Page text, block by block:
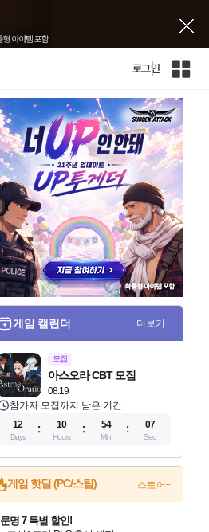
로그인
인
전
사
이
트
게임 캘린더 더보기+
모집
08.19
아스오라 CBT 모집
참가자 모집까지 남은 기간
12
Days
10
Hours
54
Min
06
Sec
게임 핫딜 (PC/스팀) 스토어+
문명 7 특별 할인!